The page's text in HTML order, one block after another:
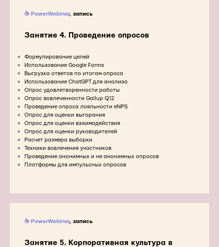
☕ PowerWebinar, запись
Занятие 4. Проведение опросов
Формулирование целей
Использование Google Forms
Выгрузка ответов по итогам опроса
Использование ChatGPT для анализа
Опрос удовлетворенности работы
Опрос вовлеченности Gallup Q12
Проведение опроса лояльности eNPS
Опрос для оценки выгорания
Опрос для оценки взаимодействия
Опрос для оценки руководителей
Расчет размера выборки
Техники вовлечения участников
Проведение анонимных и не анонимных опросов
Платформы для импульсных опросов
☕ PowerWebinar, запись
Занятие 5. Корпоративная культура в